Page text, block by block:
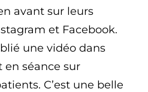
avant sur leurs
et Facebook.
une vidéo dans
en séance sur
C’est une belle